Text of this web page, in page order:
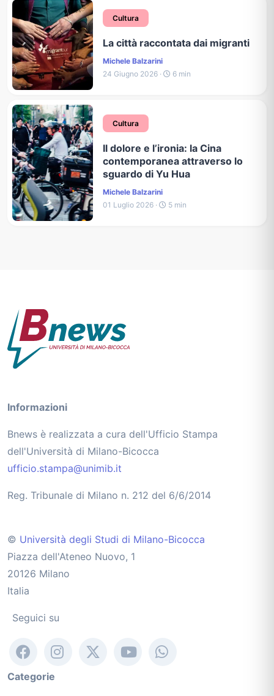
Cultura
La città raccontata dai migranti
Michele Balzarini
24 Giugno 2026 ·
6 min
Cultura
Il dolore e l’ironia: la Cina
contemporanea attraverso lo
sguardo di Yu Hua
Michele Balzarini
01 Luglio 2026 ·
5 min
Informazioni
Bnews è realizzata a cura dell'Ufficio Stampa
dell'Università di Milano-Bicocca
ufficio.stampa@unimib.it
Reg. Tribunale di Milano n. 212 del 6/6/2014
© Università degli Studi di Milano-Bicocca
Piazza dell'Ateneo Nuovo, 1
20126 Milano
Italia
Seguici su
Categorie